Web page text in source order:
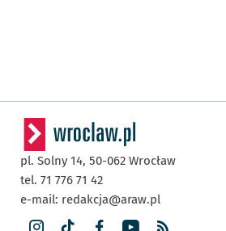
pl. Solny 14, 50-062 Wrocław
tel. 71 776 71 42
e-mail: redakcja@araw.pl